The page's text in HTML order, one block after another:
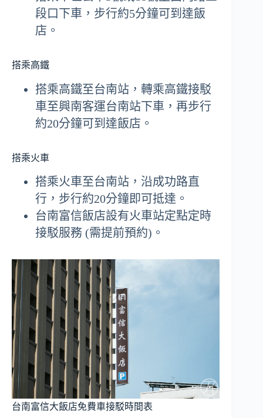
段口下車，步行約5分鐘可到達飯
店。
搭乘高鐵
搭乘高鐵至台南站，轉乘高鐵接駁
車至興南客運台南站下車，再步行
約20分鐘可到達飯店。
搭乘火車
搭乘火車至台南站，沿成功路直
行，步行約20分鐘即可抵達。
台南富信飯店設有火車站定點定時
接駁服務 (需提前預約)。
台南富信大飯店免費車接駁時間表